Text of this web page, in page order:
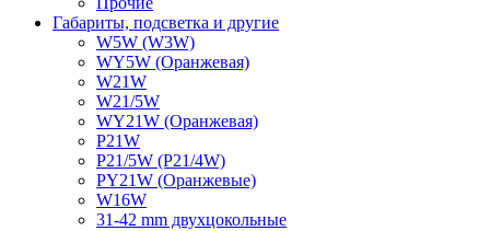
Габариты, подсветка и другие
W5W (W3W)
WY5W (Оранжевая)
W21W
W21/5W
WY21W (Оранжевая)
P21W
P21/5W (P21/4W)
PY21W (Оранжевые)
W16W
31-42 mm двухцокольные